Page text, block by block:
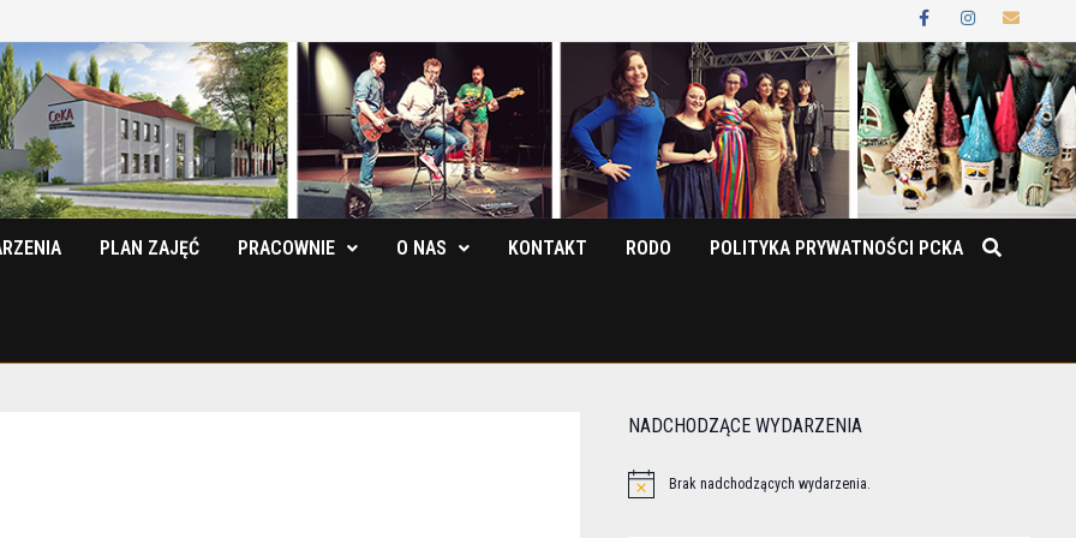
PLAN ZAJĘĆ PRACOWNIE O NAS KONTAKT RODO POLITYKA PRYWATNOŚCI PCKA
NADCHODZĄCE WYDARZENIA
Brak nadchodzących wydarzenia.